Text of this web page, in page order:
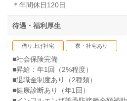
＊年間休日120日
待遇・福利厚生
借り上げ社宅 寮・社宅あり
■社会保険完備
■昇給：年1回（2%程度）
■退職金制度あり（2種類）
■健康診断あり（年1回）